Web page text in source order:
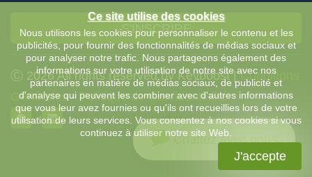
S'INSCRIRE
Ⓒ 2026 All rights reserved by Keyboost |Conditions
Générales- Politique de Confidentialité
Chattez avec nous
Ce site utilise des cookies
Nous utilisons les cookies pour personnaliser le contenu et les
publicités, pour fournir des fonctionnalités de médias sociaux et
pour analyser notre trafic. Nous partageons également des
informations sur votre utilisation de notre site avec nos
partenaires en matière de médias sociaux, de publicité et
d'analyse qui peuvent les combiner avec d'autres informations
que vous leur avez fournies ou qu'ils ont recueillies lors de votre
utilisation de leurs services. Vous consentez à nos cookies si vous
continuez à utiliser notre site Web.
J'accepte